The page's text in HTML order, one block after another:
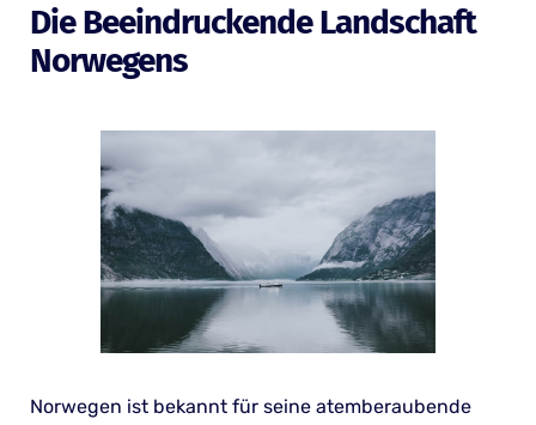
Die Beeindruckende Landschaft
Norwegens
Norwegen ist bekannt für seine atemberaubende